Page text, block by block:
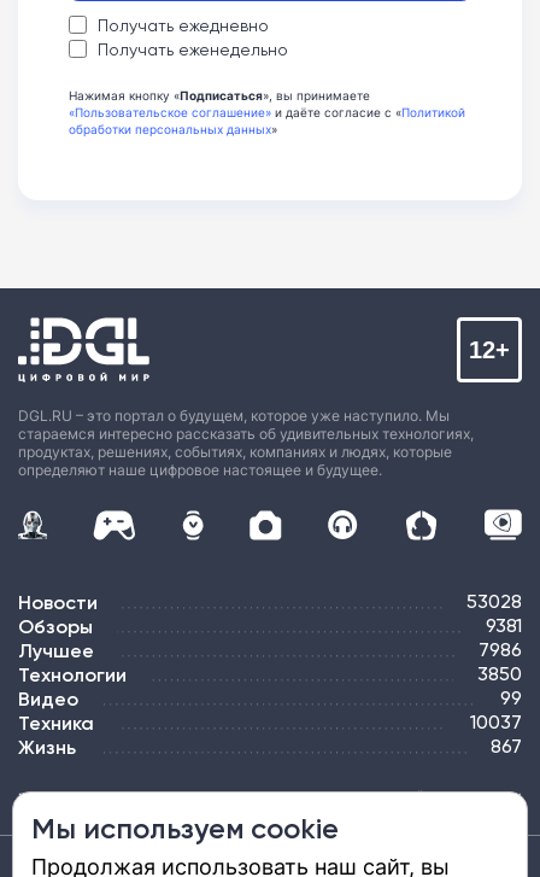
Получать ежедневно
Получать еженедельно
Нажимая кнопку «Подписаться», вы принимаете
«Пользовательское соглашение» и даёте согласие с «Политикой
обработки персональных данных»
DGL.RU – это портал о будущем, которое уже наступило. Мы
стараемся интересно рассказать об удивительных технологиях,
продуктах, решениях, событиях, компаниях и людях, которые
определяют наше цифровое настоящее и будущее.
12+
Новости 53028
Обзоры 9381
Лучшее 7986
Технологии 3850
Видео 99
Техника 10037
Жизнь 867
ПОДПИСКА РЕКЛАМА КОНТАКТЫ КАРТА САЙТА ТЭГИ
Средство массовой информации «DGL.RU — Цифровой мир» (www.dgl.ru).
Мы используем cookie
Продолжая использовать наш сайт, вы